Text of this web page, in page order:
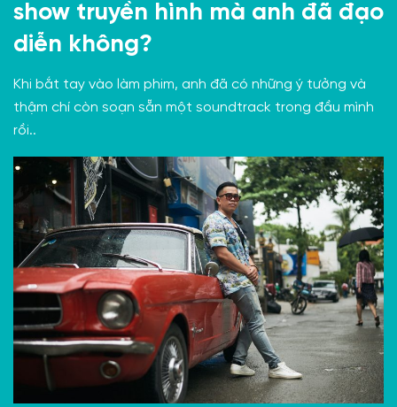
show truyền hình mà anh đã đạo
diễn không?
Khi bắt tay vào làm phim, anh đã có những ý tưởng và
thậm chí còn soạn sẵn một soundtrack trong đầu mình
rồi..